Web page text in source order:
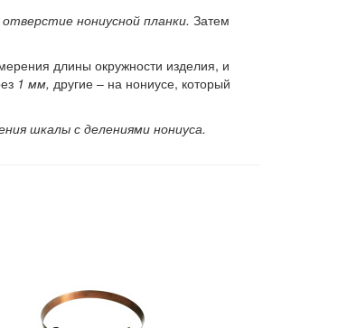
нониусной планки. Затем
длины окружности изделия, и
1 мм, другие – на нониусе, который
шкалы с делениями нониуса.